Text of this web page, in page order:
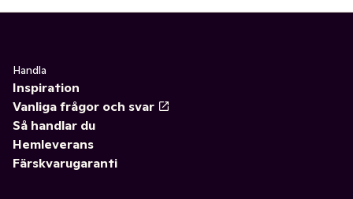
Handla
Inspiration
Vanliga frågor och svar
Så handlar du
Hemleverans
Färskvarugaranti